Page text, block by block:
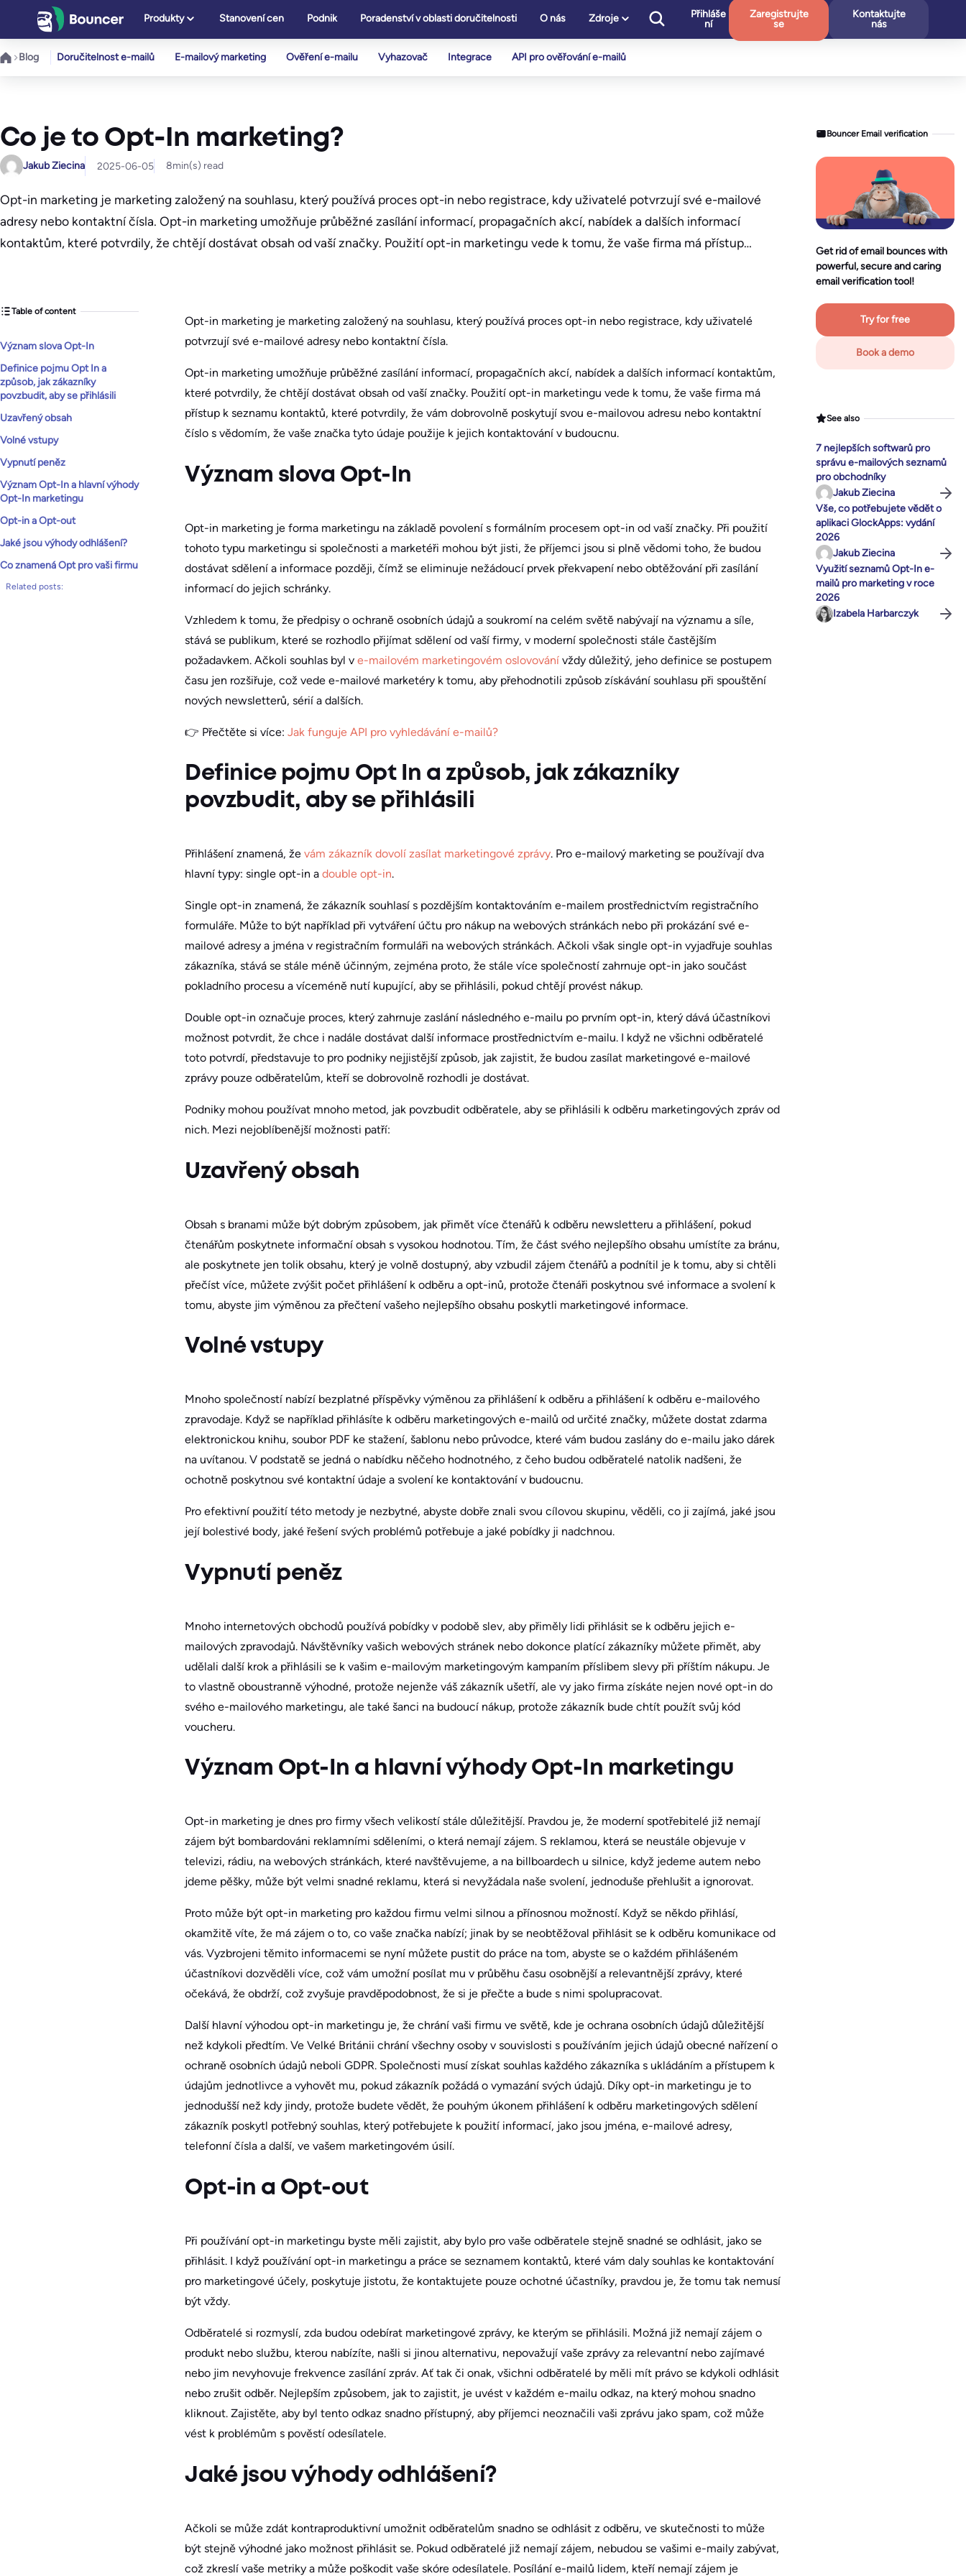
Přeskočit
obsah
Produkty Stanovení cen Podnik Poradenství v oblasti doručitelnosti O nás Zdroje
Přihláše
ní
Zaregistrujte
se
Kontaktujte
nás
Blog Doručitelnost e-mailů E-mailový marketing Ověření e-mailu Vyhazovač Integrace API pro ověřování e-mailů
Co je to Opt-In marketing?
Jakub Ziecina 2025-06-05 8min(s) read
Opt-in marketing je marketing založený na souhlasu, který používá proces opt-in nebo registrace, kdy uživatelé potvrzují své e-mailové
adresy nebo kontaktní čísla. Opt-in marketing umožňuje průběžné zasílání informací, propagačních akcí, nabídek a dalších informací
kontaktům, které potvrdily, že chtějí dostávat obsah od vaší značky. Použití opt-in marketingu vede k tomu, že vaše firma má přístup…
Table of content
Význam slova Opt-In
Definice pojmu Opt In a
způsob, jak zákazníky
povzbudit, aby se přihlásili
Uzavřený obsah
Volné vstupy
Vypnutí peněz
Význam Opt-In a hlavní výhody
Opt-In marketingu
Opt-in a Opt-out
Jaké jsou výhody odhlášení?
Co znamená Opt pro vaši firmu
Related posts:
Opt-in marketing je marketing založený na souhlasu, který používá proces opt-in nebo registrace, kdy uživatelé
potvrzují své e-mailové adresy nebo kontaktní čísla.
Opt-in marketing umožňuje průběžné zasílání informací, propagačních akcí, nabídek a dalších informací kontaktům,
které potvrdily, že chtějí dostávat obsah od vaší značky. Použití opt-in marketingu vede k tomu, že vaše firma má
přístup k seznamu kontaktů, které potvrdily, že vám dobrovolně poskytují svou e-mailovou adresu nebo kontaktní
číslo s vědomím, že vaše značka tyto údaje použije k jejich kontaktování v budoucnu.
Význam slova Opt-In
Opt-in marketing je forma marketingu na základě povolení s formálním procesem opt-in od vaší značky. Při použití
tohoto typu marketingu si společnosti a marketéři mohou být jisti, že příjemci jsou si plně vědomi toho, že budou
dostávat sdělení a informace později, čímž se eliminuje nežádoucí prvek překvapení nebo obtěžování při zasílání
informací do jejich schránky.
Vzhledem k tomu, že předpisy o ochraně osobních údajů a soukromí na celém světě nabývají na významu a síle,
stává se publikum, které se rozhodlo přijímat sdělení od vaší firmy, v moderní společnosti stále častějším
požadavkem. Ačkoli souhlas byl v e-mailovém marketingovém oslovování vždy důležitý, jeho definice se postupem
času jen rozšiřuje, což vede e-mailové marketéry k tomu, aby přehodnotili způsob získávání souhlasu při spouštění
nových newsletterů, sérií a dalších.
👉 Přečtěte si více: Jak funguje API pro vyhledávání e-mailů?
Definice pojmu Opt In a způsob, jak zákazníky
povzbudit, aby se přihlásili
Přihlášení znamená, že vám zákazník dovolí zasílat marketingové zprávy. Pro e-mailový marketing se používají dva
hlavní typy: single opt-in a double opt-in.
Single opt-in znamená, že zákazník souhlasí s pozdějším kontaktováním e-mailem prostřednictvím registračního
formuláře. Může to být například při vytváření účtu pro nákup na webových stránkách nebo při prokázání své e-
mailové adresy a jména v registračním formuláři na webových stránkách. Ačkoli však single opt-in vyjadřuje souhlas
zákazníka, stává se stále méně účinným, zejména proto, že stále více společností zahrnuje opt-in jako součást
pokladního procesu a víceméně nutí kupující, aby se přihlásili, pokud chtějí provést nákup.
Double opt-in označuje proces, který zahrnuje zaslání následného e-mailu po prvním opt-in, který dává účastníkovi
možnost potvrdit, že chce i nadále dostávat další informace prostřednictvím e-mailu. I když ne všichni odběratelé
toto potvrdí, představuje to pro podniky nejjistější způsob, jak zajistit, že budou zasílat marketingové e-mailové
zprávy pouze odběratelům, kteří se dobrovolně rozhodli je dostávat.
Podniky mohou používat mnoho metod, jak povzbudit odběratele, aby se přihlásili k odběru marketingových zpráv od
nich. Mezi nejoblíbenější možnosti patří:
Uzavřený obsah
Obsah s branami může být dobrým způsobem, jak přimět více čtenářů k odběru newsletteru a přihlášení, pokud
čtenářům poskytnete informační obsah s vysokou hodnotou. Tím, že část svého nejlepšího obsahu umístíte za bránu,
ale poskytnete jen tolik obsahu, který je volně dostupný, aby vzbudil zájem čtenářů a podnítil je k tomu, aby si chtěli
přečíst více, můžete zvýšit počet přihlášení k odběru a opt-inů, protože čtenáři poskytnou své informace a svolení k
tomu, abyste jim výměnou za přečtení vašeho nejlepšího obsahu poskytli marketingové informace.
Volné vstupy
Mnoho společností nabízí bezplatné příspěvky výměnou za přihlášení k odběru a přihlášení k odběru e-mailového
zpravodaje. Když se například přihlásíte k odběru marketingových e-mailů od určité značky, můžete dostat zdarma
elektronickou knihu, soubor PDF ke stažení, šablonu nebo průvodce, které vám budou zaslány do e-mailu jako dárek
na uvítanou. V podstatě se jedná o nabídku něčeho hodnotného, z čeho budou odběratelé natolik nadšeni, že
ochotně poskytnou své kontaktní údaje a svolení ke kontaktování v budoucnu.
Pro efektivní použití této metody je nezbytné, abyste dobře znali svou cílovou skupinu, věděli, co ji zajímá, jaké jsou
její bolestivé body, jaké řešení svých problémů potřebuje a jaké pobídky ji nadchnou.
Vypnutí peněz
Mnoho internetových obchodů používá pobídky v podobě slev, aby přiměly lidi přihlásit se k odběru jejich e-
mailových zpravodajů. Návštěvníky vašich webových stránek nebo dokonce platící zákazníky můžete přimět, aby
udělali další krok a přihlásili se k vašim e-mailovým marketingovým kampaním příslibem slevy při příštím nákupu. Je
to vlastně oboustranně výhodné, protože nejenže váš zákazník ušetří, ale vy jako firma získáte nejen nové opt-in do
svého e-mailového marketingu, ale také šanci na budoucí nákup, protože zákazník bude chtít použít svůj kód
voucheru.
Význam Opt-In a hlavní výhody Opt-In marketingu
Opt-in marketing je dnes pro firmy všech velikostí stále důležitější. Pravdou je, že moderní spotřebitelé již nemají
zájem být bombardováni reklamními sděleními, o která nemají zájem. S reklamou, která se neustále objevuje v
televizi, rádiu, na webových stránkách, které navštěvujeme, a na billboardech u silnice, když jedeme autem nebo
jdeme pěšky, může být velmi snadné reklamu, která si nevyžádala naše svolení, jednoduše přehlušit a ignorovat.
Proto může být opt-in marketing pro každou firmu velmi silnou a přínosnou možností. Když se někdo přihlásí,
okamžitě víte, že má zájem o to, co vaše značka nabízí; jinak by se neobtěžoval přihlásit se k odběru komunikace od
vás. Vyzbrojeni těmito informacemi se nyní můžete pustit do práce na tom, abyste se o každém přihlášeném
účastníkovi dozvěděli více, což vám umožní posílat mu v průběhu času osobnější a relevantnější zprávy, které
očekává, že obdrží, což zvyšuje pravděpodobnost, že si je přečte a bude s nimi spolupracovat.
Další hlavní výhodou opt-in marketingu je, že chrání vaši firmu ve světě, kde je ochrana osobních údajů důležitější
než kdykoli předtím. Ve Velké Británii chrání všechny osoby v souvislosti s používáním jejich údajů obecné nařízení o
ochraně osobních údajů neboli GDPR. Společnosti musí získat souhlas každého zákazníka s ukládáním a přístupem k
údajům jednotlivce a vyhovět mu, pokud zákazník požádá o vymazání svých údajů. Díky opt-in marketingu je to
jednodušší než kdy jindy, protože budete vědět, že pouhým úkonem přihlášení k odběru marketingových sdělení
zákazník poskytl potřebný souhlas, který potřebujete k použití informací, jako jsou jména, e-mailové adresy,
telefonní čísla a další, ve vašem marketingovém úsilí.
Opt-in a Opt-out
Při používání opt-in marketingu byste měli zajistit, aby bylo pro vaše odběratele stejně snadné se odhlásit, jako se
přihlásit. I když používání opt-in marketingu a práce se seznamem kontaktů, které vám daly souhlas ke kontaktování
pro marketingové účely, poskytuje jistotu, že kontaktujete pouze ochotné účastníky, pravdou je, že tomu tak nemusí
být vždy.
Odběratelé si rozmyslí, zda budou odebírat marketingové zprávy, ke kterým se přihlásili. Možná již nemají zájem o
produkt nebo službu, kterou nabízíte, našli si jinou alternativu, nepovažují vaše zprávy za relevantní nebo zajímavé
nebo jim nevyhovuje frekvence zasílání zpráv. Ať tak či onak, všichni odběratelé by měli mít právo se kdykoli odhlásit
nebo zrušit odběr. Nejlepším způsobem, jak to zajistit, je uvést v každém e-mailu odkaz, na který mohou snadno
kliknout. Zajistěte, aby byl tento odkaz snadno přístupný, aby příjemci neoznačili vaši zprávu jako spam, což může
vést k problémům s pověstí odesílatele.
Jaké jsou výhody odhlášení?
Ačkoli se může zdát kontraproduktivní umožnit odběratelům snadno se odhlásit z odběru, ve skutečnosti to může
být stejně výhodné jako možnost přihlásit se. Pokud odběratelé již nemají zájem, nebudou se vašimi e-maily zabývat,
což zkreslí vaše metriky a může poškodit vaše skóre odesílatele. Posílání e-mailů lidem, kteří nemají zájem je
Bouncer Email verification
Get rid of email bounces with
powerful, secure and caring
email verification tool!
Try for free
Book a demo
See also
7 nejlepších softwarů pro
správu e-mailových seznamů
pro obchodníky
Jakub Ziecina
Vše, co potřebujete vědět o
aplikaci GlockApps: vydání
2026
Jakub Ziecina
Využití seznamů Opt-In e-
mailů pro marketing v roce
2026
Izabela Harbarczyk